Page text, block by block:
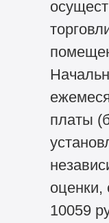
платы
оценки,
10059